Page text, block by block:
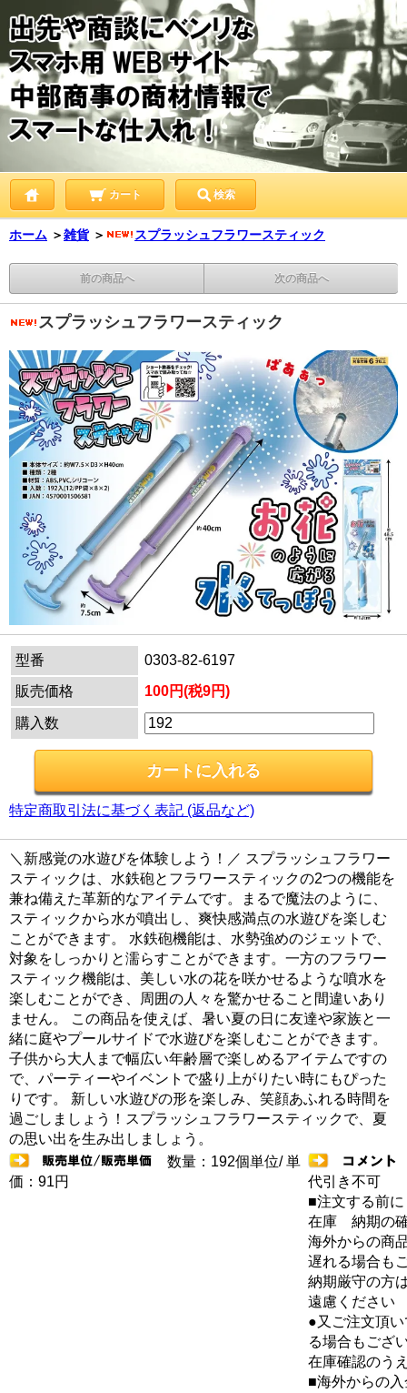
カート 検索
ホーム ＞雑貨 ＞ スプラッシュフラワースティック
前の商品へ 次の商品へ
スプラッシュフラワースティック
型番
0303-82-6197
販売価格
100円(税9円)
購入数
特定商取引法に基づく表記 (返品など)
＼新感覚の水遊びを体験しよう！／ スプラッシュフラワー
スティックは、水鉄砲とフラワースティックの2つの機能を
兼ね備えた革新的なアイテムです。まるで魔法のように、
スティックから水が噴出し、爽快感満点の水遊びを楽しむ
ことができます。 水鉄砲機能は、水勢強めのジェットで、
対象をしっかりと濡らすことができます。一方のフラワー
スティック機能は、美しい水の花を咲かせるような噴水を
楽しむことができ、周囲の人々を驚かせること間違いあり
ません。 この商品を使えば、暑い夏の日に友達や家族と一
緒に庭やプールサイドで水遊びを楽しむことができます。
子供から大人まで幅広い年齢層で楽しめるアイテムですの
で、パーティーやイベントで盛り上がりたい時にもぴった
りです。 新しい水遊びの形を楽しみ、笑顔あふれる時間を
過ごしましょう！スプラッシュフラワースティックで、夏
の思い出を生み出しましょう。
数量：192個単位/ 単
価：91円
代引き不可
■注文する前に
在庫 納期の
海外からの商
遅れる場合も
納期厳守の方
遠慮ください
●又ご注文頂
る場合もござ
在庫確認のう
■海外からの